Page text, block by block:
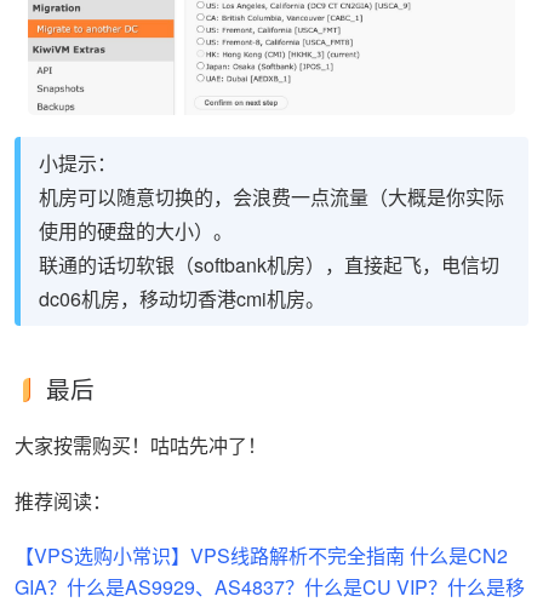
小提示：
机房可以随意切换的，会浪费一点流量（大概是你实际
使用的硬盘的大小）。
联通的话切软银（softbank机房），直接起飞，电信切
dc06机房，移动切香港cmi机房。
最后
大家按需购买！咕咕先冲了！
推荐阅读：
【VPS选购小常识】VPS线路解析不完全指南 什么是CN2
GIA？什么是AS9929、AS4837？什么是CU VIP？什么是移